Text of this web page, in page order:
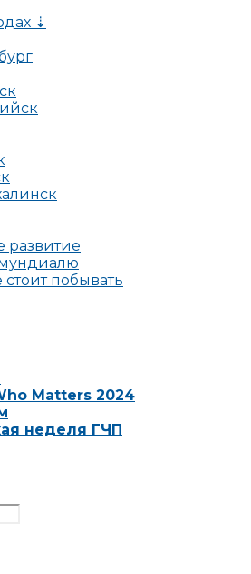
⇣
развитие
стоит побывать
Matters 2024
неделя ГЧП